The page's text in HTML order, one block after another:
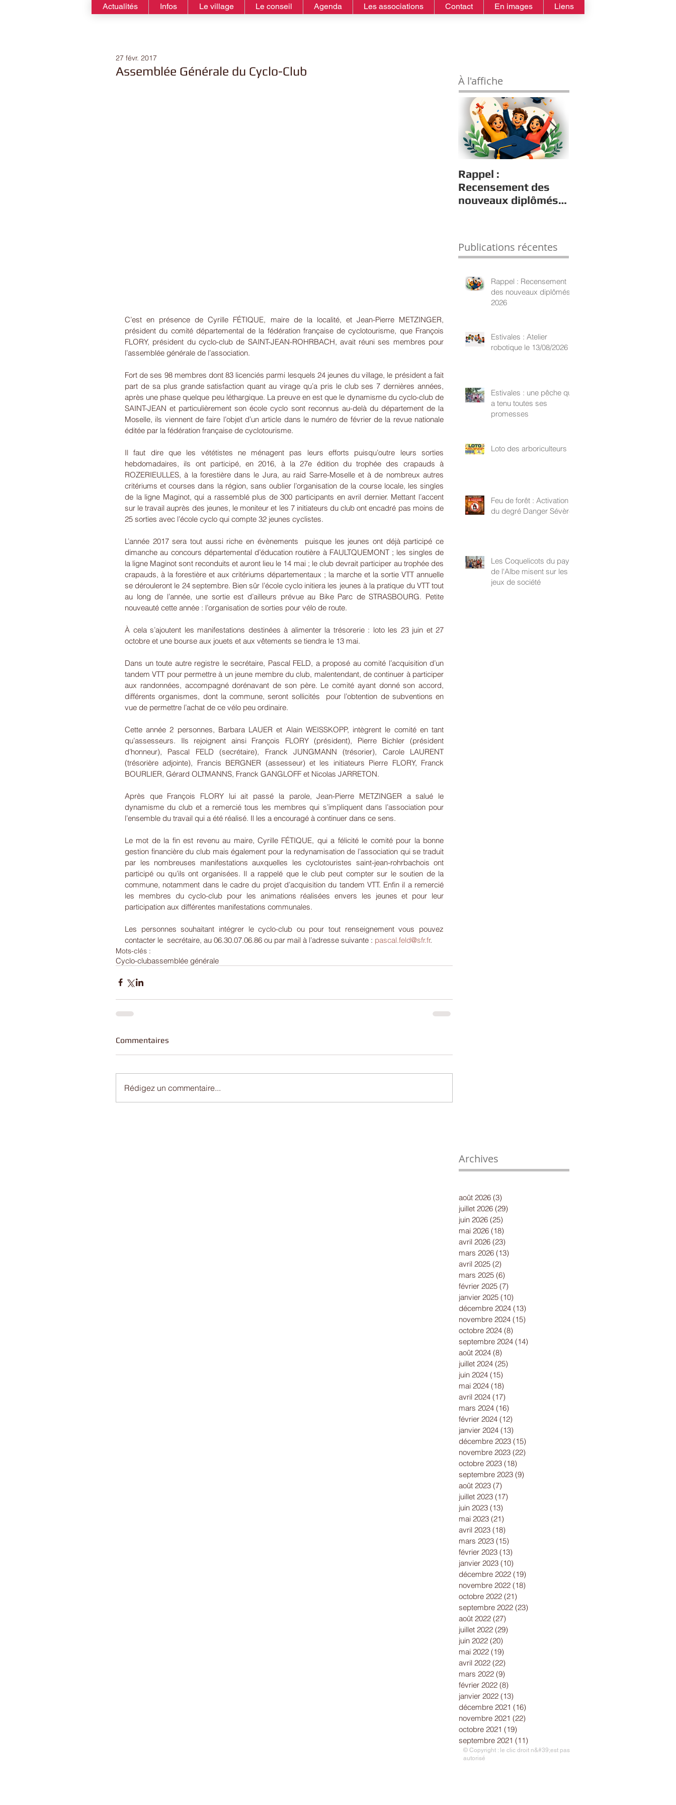
Actualités Infos Le village Le conseil Agenda Les associations Contact En images Liens
Assemblée Générale du Cyclo-Club
27 févr. 2017
C’est en présence de Cyrille FÉTIQUE, maire de la localité, et Jean-Pierre METZINGER,
président du comité départemental de la fédération française de cyclotourisme, que François
FLORY, président du cyclo-club de SAINT-JEAN-ROHRBACH, avait réuni ses membres pour
l’assemblée générale de l’association.
Fort de ses 98 membres dont 83 licenciés parmi lesquels 24 jeunes du village, le président a fait
part de sa plus grande satisfaction quant au virage qu’a pris le club ses 7 dernières années,
après une phase quelque peu léthargique. La preuve en est que le dynamisme du cyclo-club de
SAINT-JEAN et particulièrement son école cyclo sont reconnus au-delà du département de la
Moselle, ils viennent de faire l’objet d’un article dans le numéro de février de la revue nationale
éditée par la fédération française de cyclotourisme.
Il faut dire que les vététistes ne ménagent pas leurs efforts puisqu’outre leurs sorties
hebdomadaires, ils ont participé, en 2016, à la 27e édition du trophée des crapauds à
ROZERIEULLES, à la forestière dans le Jura, au raid Sarre-Moselle et à de nombreux autres
critériums et courses dans la région, sans oublier l’organisation de la course locale, les singles
de la ligne Maginot, qui a rassemblé plus de 300 participants en avril dernier. Mettant l’accent
sur le travail auprès des jeunes, le moniteur et les 7 initiateurs du club ont encadré pas moins de
25 sorties avec l’école cyclo qui compte 32 jeunes cyclistes.
L’année 2017 sera tout aussi riche en évènements  puisque les jeunes ont déjà participé ce
dimanche au concours départemental d’éducation routière à FAULTQUEMONT ; les singles de
la ligne Maginot sont reconduits et auront lieu le 14 mai ; le club devrait participer au trophée des
crapauds, à la forestière et aux critériums départementaux ; la marche et la sortie VTT annuelle
se dérouleront le 24 septembre. Bien sûr l’école cyclo initiera les jeunes à la pratique du VTT tout
au long de l’année, une sortie est d’ailleurs prévue au Bike Parc de STRASBOURG. Petite
nouveauté cette année : l’organisation de sorties pour vélo de route.
À cela s’ajoutent les manifestations destinées à alimenter la trésorerie : loto les 23 juin et 27
octobre et une bourse aux jouets et aux vêtements se tiendra le 13 mai.
Dans un toute autre registre le secrétaire, Pascal FELD, a proposé au comité l’acquisition d’un
tandem VTT pour permettre à un jeune membre du club, malentendant, de continuer à participer
aux randonnées, accompagné dorénavant de son père. Le comité ayant donné son accord,
différents organismes, dont la commune, seront sollicités  pour l’obtention de subventions en
vue de permettre l’achat de ce vélo peu ordinaire.
Cette année 2 personnes, Barbara LAUER et Alain WEISSKOPP, intègrent le comité en tant
qu’assesseurs. Ils rejoignent ainsi François FLORY (président), Pierre Bichler (président
d’honneur), Pascal FELD (secrétaire), Franck JUNGMANN (trésorier), Carole LAURENT
(trésorière adjointe), Francis BERGNER (assesseur) et les initiateurs Pierre FLORY, Franck
BOURLIER, Gérard OLTMANNS, Franck GANGLOFF et Nicolas JARRETON.
Après que François FLORY lui ait passé la parole, Jean-Pierre METZINGER a salué le
dynamisme du club et a remercié tous les membres qui s’impliquent dans l’association pour
l’ensemble du travail qui a été réalisé. Il les a encouragé à continuer dans ce sens.
Le mot de la fin est revenu au maire, Cyrille FÉTIQUE, qui a félicité le comité pour la bonne
gestion financière du club mais également pour la redynamisation de l’association qui se traduit
par les nombreuses manifestations auxquelles les cyclotouristes saint-jean-rohrbachois ont
participé ou qu’ils ont organisées. Il a rappelé que le club peut compter sur le soutien de la
commune, notamment dans le cadre du projet d’acquisition du tandem VTT. Enfin il a remercié
les membres du cyclo-club pour les animations réalisées envers les jeunes et pour leur
participation aux différentes manifestations communales.
Les personnes souhaitant intégrer le cyclo-club ou pour tout renseignement vous pouvez
contacter le  secrétaire, au 06.30.07.06.86 ou par mail à l’adresse suivante : pascal.feld@sfr.fr.
Mots-clés :
Cyclo-clubassemblée générale
Commentaires
Rédigez un commentaire...
À l'affiche
Rappel :
Recensement des
nouveaux diplômés
Publications récentes
Rappel : Recensement
des nouveaux diplômés
2026
Estivales : Atelier
robotique le 13/08/2026
Estivales : une pêche qui
a tenu toutes ses
promesses
Loto des arboriculteurs
Feu de forêt : Activation
du degré Danger Sévère
Les Coquelicots du pays
de l'Albe misent sur les
jeux de société
Archives
août 2026 (3)
juillet 2026 (29)
juin 2026 (25)
mai 2026 (18)
avril 2026 (23)
mars 2026 (13)
avril 2025 (2)
mars 2025 (6)
février 2025 (7)
janvier 2025 (10)
décembre 2024 (13)
novembre 2024 (15)
octobre 2024 (8)
septembre 2024 (14)
août 2024 (8)
juillet 2024 (25)
juin 2024 (15)
mai 2024 (18)
avril 2024 (17)
mars 2024 (16)
février 2024 (12)
janvier 2024 (13)
décembre 2023 (15)
novembre 2023 (22)
octobre 2023 (18)
septembre 2023 (9)
août 2023 (7)
juillet 2023 (17)
juin 2023 (13)
mai 2023 (21)
avril 2023 (18)
mars 2023 (15)
février 2023 (13)
janvier 2023 (10)
décembre 2022 (19)
novembre 2022 (18)
octobre 2022 (21)
septembre 2022 (23)
août 2022 (27)
juillet 2022 (29)
juin 2022 (20)
mai 2022 (19)
avril 2022 (22)
mars 2022 (9)
février 2022 (8)
janvier 2022 (13)
décembre 2021 (16)
novembre 2021 (22)
octobre 2021 (19)
septembre 2021 (11)
© Copyright : le clic droit n&#39;est pas
autorisé